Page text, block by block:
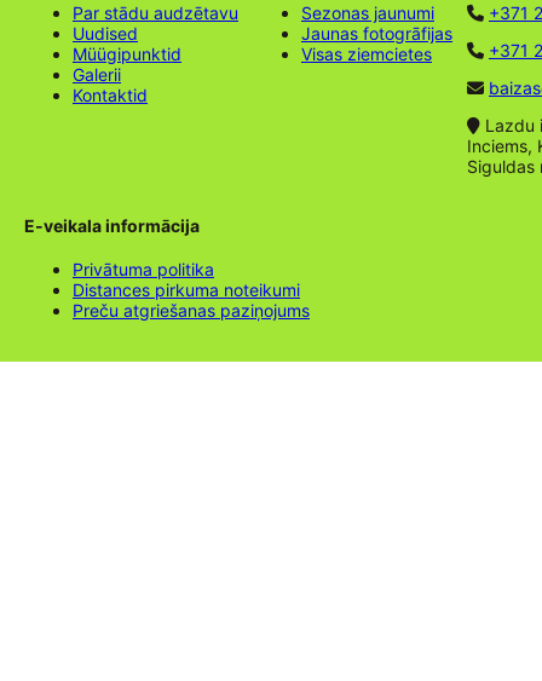
Par stādu audzētavu
Uudised
Müügipunktid
Galerii
Kontaktid
Sezonas jaunumi
Jaunas fotogrāfijas
Visas ziemcietes
+371
+371
Lazdu
Inciems,
Siguldas
E-veikala informācija
Privātuma politika
Distances pirkuma noteikumi
Preču atgriešanas paziņojums